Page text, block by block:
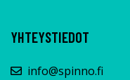
YHTEYSTIEDOT
info@spinno.fi